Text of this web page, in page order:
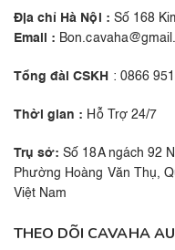
Địa chỉ Hà Nội : Số 168
Email :
Tổng đài CSKH : 0866
Thời gian : Hỗ Trợ 24/7
Trụ sở: Số 18A ngách 92
Phường Hoàng Văn Thụ,
Việt Nam
THEO DÕI CAVAHA